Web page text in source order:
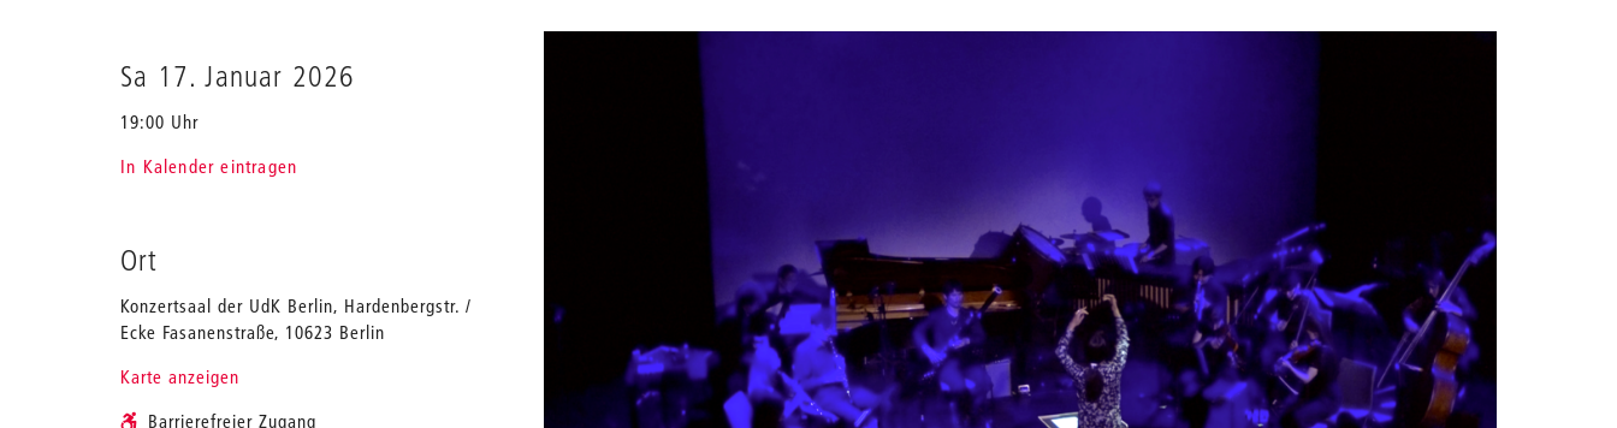
Sa 17. Januar 2026
19:00 Uhr
In Kalender eintragen
Ort
Konzertsaal der UdK Berlin, Hardenbergstr. /
Ecke Fasanenstraße, 10623 Berlin
Karte anzeigen
Barrierefreier Zugang